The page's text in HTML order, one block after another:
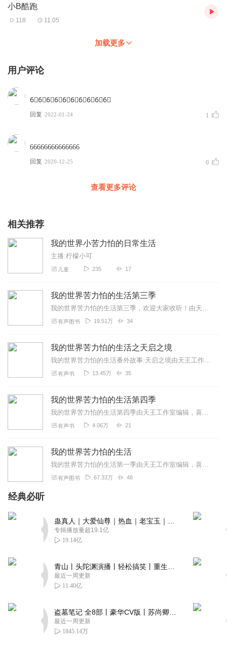
小B酷跑
118 11:05
加载更多
用户评论
6⃣️6⃣️6⃣️6⃣️6⃣️6⃣️6⃣️6⃣️6⃣️6⃣️
回复 2022-01-24 1
66666666666666
回复 2020-12-25 0
查看更多评论
相关推荐
我的世界小苦力怕的日常生活
主播:柠檬小可
儿童 235 17
我的世界苦力怕的生活第三季
我的世界苦力怕的生活第三季，欢迎大家收听！由天王工作室编辑，喜马拉雅出品。演播:有声的小白，内容策划:隔壁＿设计师灵儿本专辑节目名单:1.预告2.暴乱的MC...
有声图书 19.51万 34
我的世界苦力怕的生活之天启之境
我的世界苦力怕的生活番外故事:天启之境由天王工作室编辑，喜马拉雅出品。演播:小白在不在xiaoba主要人物:苦力怕、僵尸、骷髅、凋灵骷髅本期节目名单:1.预告...
有声书 13.45万 35
我的世界苦力怕的生活第四季
我的世界苦力怕的生活第四季由天王工作室编辑，喜马拉雅出品。演播:小白在不在xiaobai(注：本季有新角色解锁)本期节目名单:1.找工作2.九界摆渡人？3.第...
有声书 4.06万 21
我的世界苦力怕的生活
我的世界苦力怕的生活第一季由天王工作室编辑，喜马拉雅出品。演播:小白在不在xiaobai本期节目名单:1.出生2.怪物学院3.密道4.什么情况5.踢足球...
有声图书 67.33万 48
经典必听
专辑播放量超19.1亿
19.14亿
最近一周更新
11.40亿
最近一周更新
1845.14万